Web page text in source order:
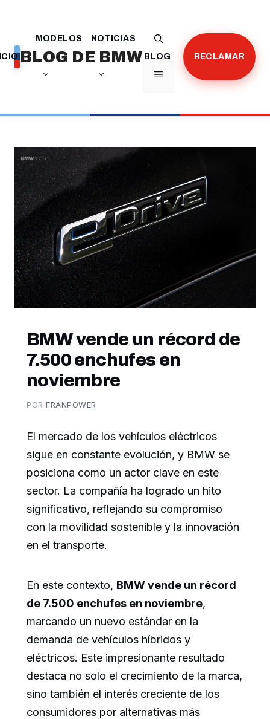
contenido
BLOG DE BMW
MENÚ
MODELOS
NOTICIAS
BLOG
RECLAMAR
BMW vende un récord de
7.500 enchufes en
noviembre
PORFRANPOWER
El mercado de los vehículos eléctricos
sigue en constante evolución, y BMW se
posiciona como un actor clave en este
sector. La compañía ha logrado un hito
significativo, reflejando su compromiso
con la movilidad sostenible y la innovación
en el transporte.
En este contexto, BMW vende un récord
de 7.500 enchufes en noviembre,
marcando un nuevo estándar en la
demanda de vehículos híbridos y
eléctricos. Este impresionante resultado
destaca no solo el crecimiento de la marca,
sino también el interés creciente de los
consumidores por alternativas más